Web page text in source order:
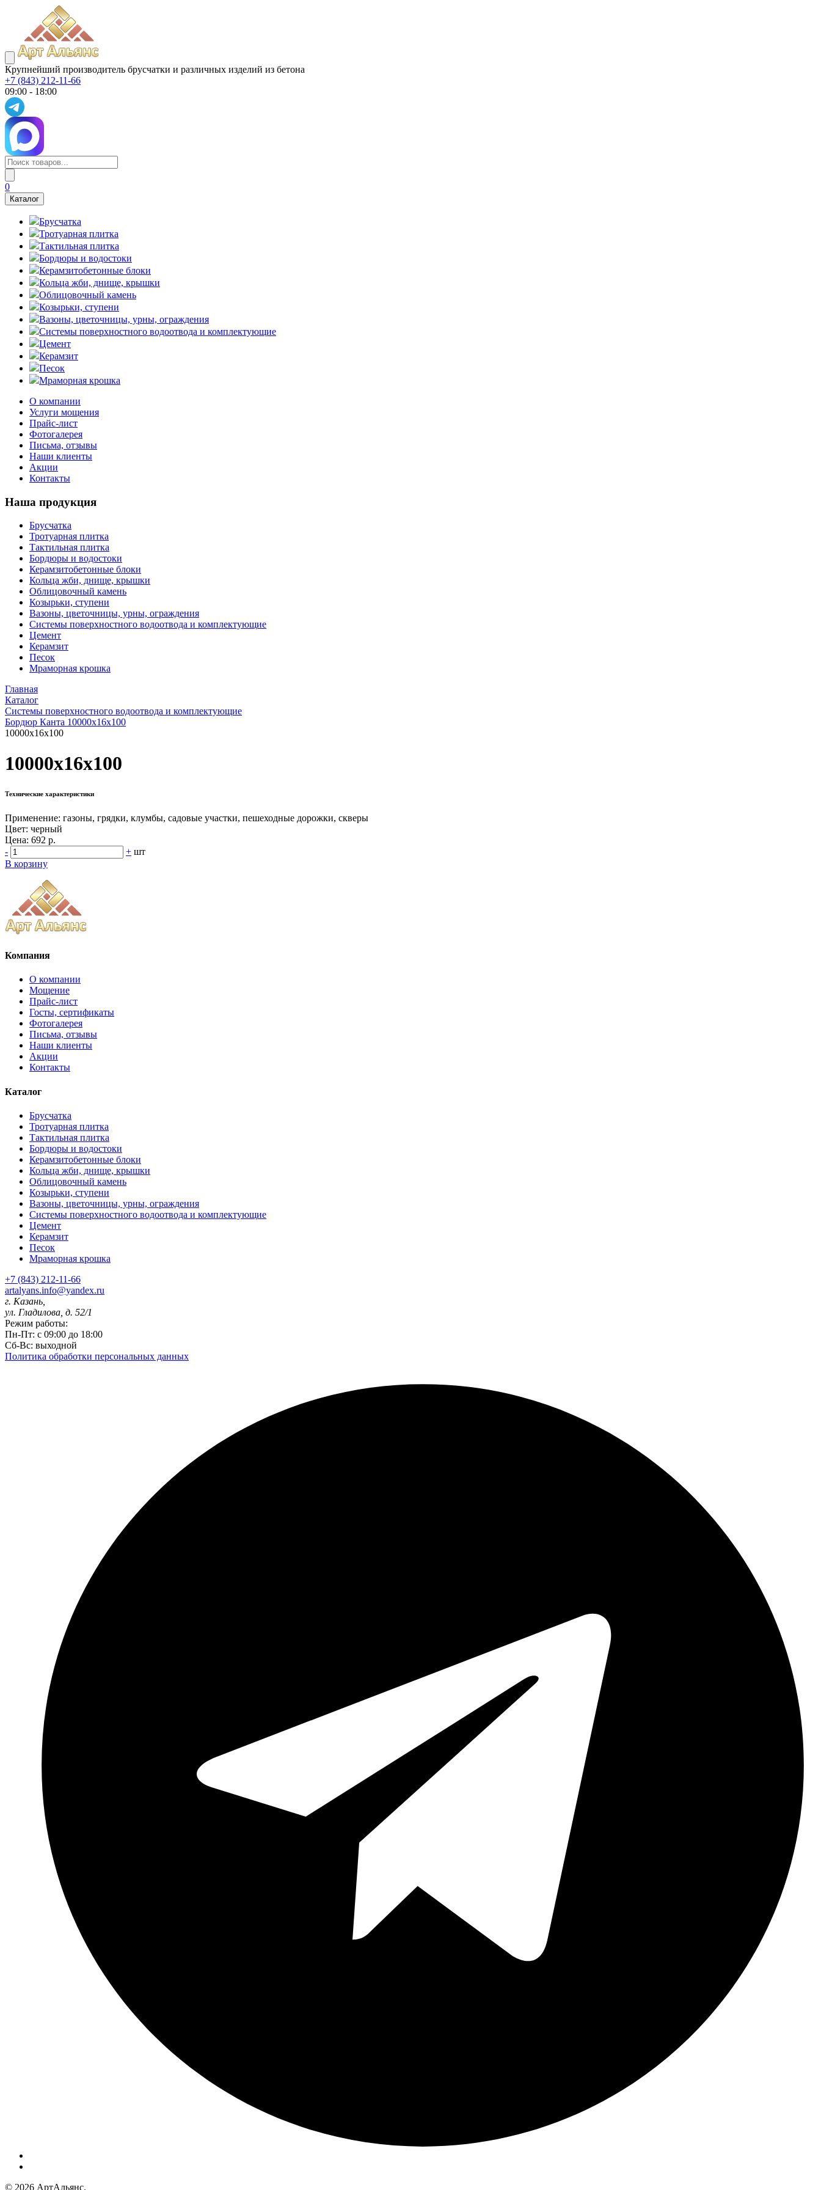
Крупнейший производитель брусчатки и различных изделий из бетона
+7 (843) 212-11-66
09:00 - 18:00
0
Каталог
Брусчатка
Тротуарная плитка
Тактильная плитка
Бордюры и водостоки
Керамзитобетонные блоки
Кольца жби, днище, крышки
Облицовочный камень
Козырьки, ступени
Вазоны, цветочницы, урны, ограждения
Системы поверхностного водоотвода и комплектующие
Цемент
Керамзит
Песок
Мраморная крошка
О компании
Услуги мощения
Прайс-лист
Фотогалерея
Письма, отзывы
Наши клиенты
Акции
Контакты
Наша продукция
Брусчатка
Тротуарная плитка
Тактильная плитка
Бордюры и водостоки
Керамзитобетонные блоки
Кольца жби, днище, крышки
Облицовочный камень
Козырьки, ступени
Вазоны, цветочницы, урны, ограждения
Системы поверхностного водоотвода и комплектующие
Цемент
Керамзит
Песок
Мраморная крошка
Главная
Каталог
Системы поверхностного водоотвода и комплектующие
Бордюр Канта 10000x16x100
10000x16x100
10000x16x100
Технические характеристики
Применение: газоны, грядки, клумбы, садовые участки, пешеходные дорожки, скверы
Цвет: черный
Цена: 692 р.
-
+ шт
В корзину
Компания
О компании
Мощение
Прайс-лист
Госты, сертификаты
Фотогалерея
Письма, отзывы
Наши клиенты
Акции
Контакты
Каталог
Брусчатка
Тротуарная плитка
Тактильная плитка
Бордюры и водостоки
Керамзитобетонные блоки
Кольца жби, днище, крышки
Облицовочный камень
Козырьки, ступени
Вазоны, цветочницы, урны, ограждения
Системы поверхностного водоотвода и комплектующие
Цемент
Керамзит
Песок
Мраморная крошка
+7 (843) 212-11-66
artalyans.info@yandex.ru
г. Казань,
ул. Гладилова, д. 52/1
Режим работы:
Пн-Пт: с 09:00 до 18:00
Сб-Вс: выходной
Политика обработки персональных данных
© 2026 АртАльянс.